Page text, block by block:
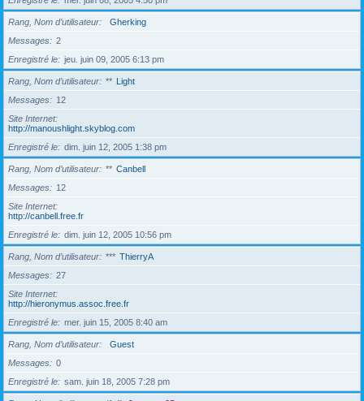
Rang, Nom d’utilisateur
Gherking
Messages
2
Enregistré le
jeu. juin 09, 2005 6:13 pm
Rang, Nom d’utilisateur ** Light
Messages
12
Site Internet
http://manoushlight.skyblog.com
Enregistré le
dim. juin 12, 2005 1:38 pm
Rang, Nom d’utilisateur ** Canbell
Messages
12
Site Internet
http://canbell.free.fr
Enregistré le
dim. juin 12, 2005 10:56 pm
Rang, Nom d’utilisateur *** ThierryA
Messages
27
Site Internet
http://hieronymus.assoc.free.fr
Enregistré le
mer. juin 15, 2005 8:40 am
Rang, Nom d’utilisateur
Guest
Messages
0
Enregistré le
sam. juin 18, 2005 7:28 pm